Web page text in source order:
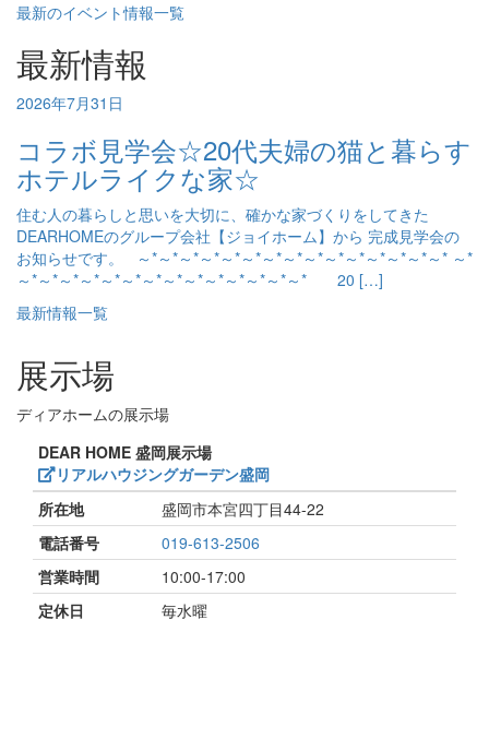
最新のイベント情報一覧
最新情報
2026年7月31日
コラボ見学会☆20代夫婦の猫と暮らす
ホテルライクな家☆
住む人の暮らしと思いを大切に、確かな家づくりをしてきた
DEARHOMEのグループ会社【ジョイホーム】から 完成見学会の
お知らせです。 ～*～*～*～*～*～*～*～*～*～*～*～*～*～*～* ～*
～*～*～*～*～*～*～*～*～*～*～*～*～*～* 20 […]
最新情報一覧
展示場
ディアホームの展示場
DEAR HOME 盛岡展示場
リアルハウジングガーデン盛岡
所在地
盛岡市本宮四丁目44-22
電話番号
019-613-2506
営業時間
10:00-17:00
定休日
毎水曜